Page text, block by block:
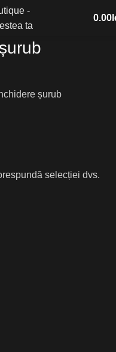
0.00
șurub
selecției dvs.